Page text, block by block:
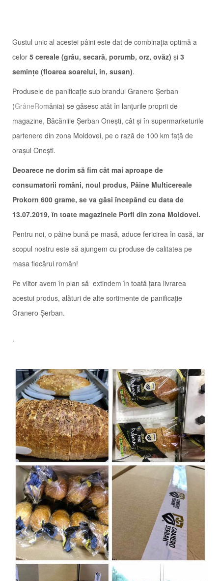
Gustul unic al acestei pâini este dat de combinația optimă a
celor 5 cereale (grâu, secară, porumb, orz, ovăz) și 3
semințe (floarea soarelui, in, susan).
Produsele de panificație sub brandul Granero Șerban
(GrâneRomânia) se găsesc atât în lanțurile proprii de
magazine, Băcăniile Șerban Onești, cât și în supermarketurile
partenere din zona Moldovei, pe o rază de 100 km față de
orașul Onești.
Deoarece ne dorim să fim cât mai aproape de
consumatorii români, noul produs, Pâine Multicereale
Prokorn 600 grame, se va găsi începând cu data de
13.07.2019, în toate magazinele Porfi din zona Moldovei.
Pentru noi, o pâine bună pe masă, aduce fericirea în casă, iar
scopul nostru este să ajungem cu produse de calitatea pe
masa fiecărui român!
Pe viitor avem în plan să extindem în toată țara livrarea
acestui produs, alături de alte sortimente de panificație
Granero Șerban.
.